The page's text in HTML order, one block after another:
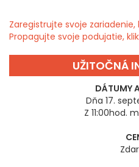
Zaregistrujte svoje zariadenie,
Propagujte svoje podujatie,
UŽITOČNÁ
DÁTUMY
Dňa 17.
Z 11:00hod.